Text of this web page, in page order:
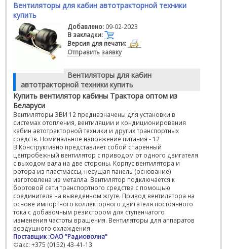
Вентиляторы для кабин автотракторной техники
купить
Добавлено: 09-02-2023
В закладки:
Версия для печати:
Отправить заявку
Вентиляторы для кабин
автотракторной техники купить
Купить вентилятор кабины Трактора оптом из
Беларуси
Вентиляторы ЭВИ 12 предназначены для установки в
системах отопления, вентиляции и кондиционирования
кабин автотракторной техники и других транспортных
средств. Номинальное напряжение питания - 12
В.Конструктивно представляет собой спаренный
центробежный вентилятор с приводом от одного двигателя
с выходом вала на две стороны. Корпус вентилятора и
ротора из пластмассы, несущая панель (основание)
изготовлена из металла. Вентилятор подключается к
бортовой сети транспортного средства с помощью
соединителя на выведенном жгуте. Привод вентилятора на
основе импортного коллекторного двигателя постоянного
тока с добавочным резистором для ступенчатого
изменения частоты вращения. Вентиляторы для аппаратов
воздушного охлаждения
Поставщик :ОАО "Радиоволна"
Факс: +375 (0152) 43-41-13